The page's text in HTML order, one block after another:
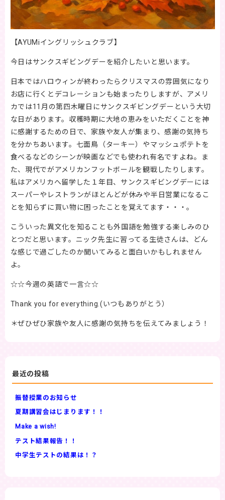
【AYUMiイングリッシュクラブ】
今日はサンクスギビングデーを紹介したいと思います。
日本ではハロウィンが終わったらクリスマスの雰囲気になり
お店に行くとデコレーションも始まったりしますが、アメリ
カでは11月の第四木曜日にサンクスギビングデーという大切
な日があります。収穫時期に大地の恵みをいただくことを神
に感謝するための日で、家族や友人が集まり、感謝の気持ち
を分かちあいます。七面鳥（ターキー）やマッシュポテトを
食べるなどのシーンが映画などでも使われ有名ですよね。ま
た、現代でがアメリカンフットボールを観戦したりします。
私はアメリカへ留学した１年目、サンクスギビングデーには
スーパーやレストランがほとんどが休みや半日営業になるこ
とを知らずに買い物に困ったことを覚えてます・・・。
こういった異文化を知ることも外国語を勉強する楽しみのひ
とつだと思います。ニック先生に習ってる生徒さんは、どん
な感じで過ごしたのか聞いてみると面白いかもしれません
よ。
☆☆今週の英語で一言☆☆
Thank you for everything.(いつもありがとう）
＊ぜひぜひ家族や友人に感謝の気持ちを伝えてみましょう！
最近の投稿
振替授業のお知らせ
夏期講習会はじまります！！
Make a wish!
テスト結果報告！！
中学生テストの結果は！？